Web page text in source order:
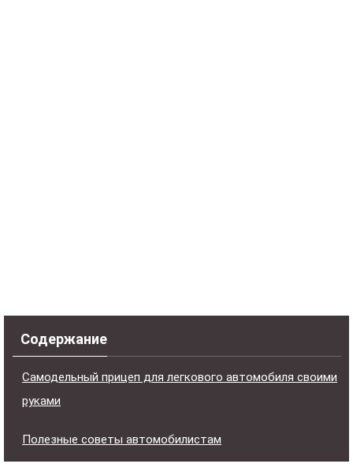
Содержание
Самодельный прицеп для легкового автомобиля своими
руками
Полезные советы автомобилистам